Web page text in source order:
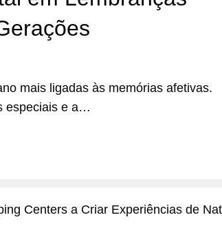
mais ligadas às memórias afetivas.
especiais e a…